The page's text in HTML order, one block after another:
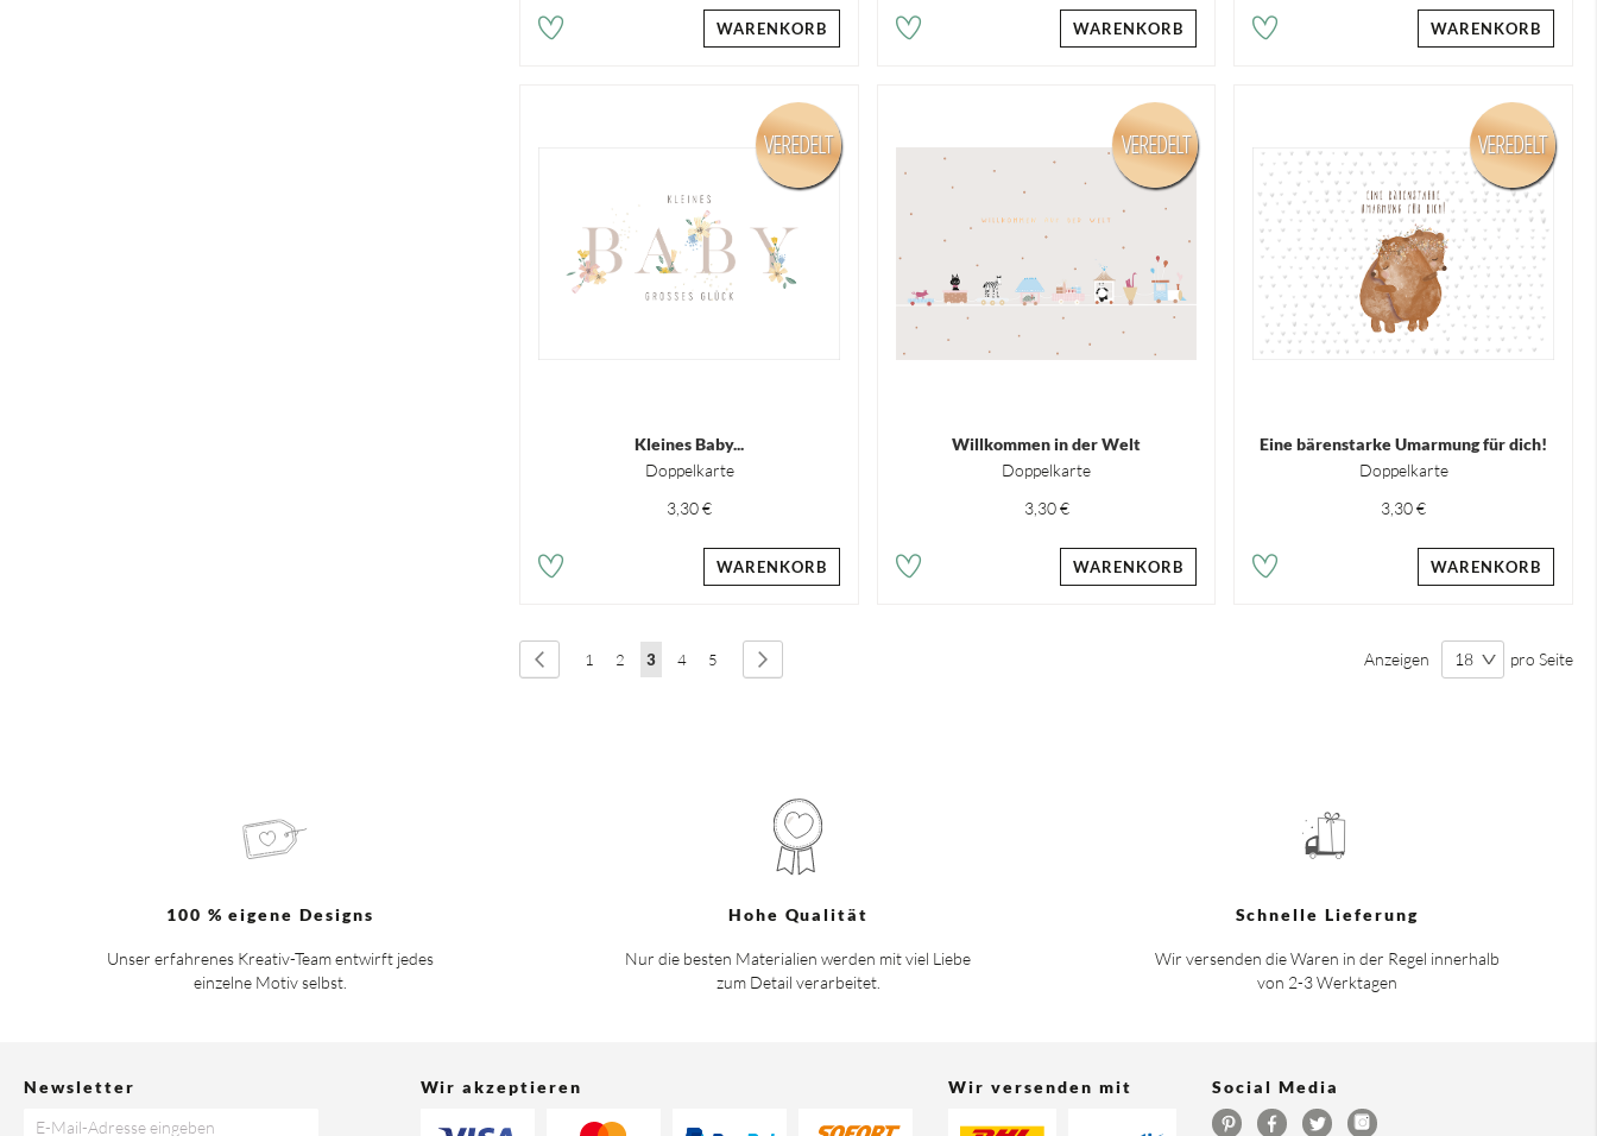
WARENKORB WARENKORB WARENKORB
Kleines Baby...
Doppelkarte
3,30 €
VEREDELT
WARENKORB
Willkommen in der Welt
Doppelkarte
3,30 €
VEREDELT
WARENKORB
Eine bärenstarke Umarmung für dich!
Doppelkarte
3,30 €
VEREDELT
WARENKORB
Seite ZurückSeite
1 Seite
2 Sie lesen gerade Seite
3 Seite
4 Seite
5 Anzeigen pro Seite
100 % eigene Designs
Unser erfahrenes Kreativ-Team entwirft jedes
einzelne Motiv selbst.
Hohe Qualität
Nur die besten Materialien werden mit viel Liebe
zum Detail verarbeitet.
Schnelle Lieferung
Wir versenden die Waren in der Regel innerhalb
von 2-3 Werktagen
Newsletter Wir akzeptieren Wir versenden mit Social Media